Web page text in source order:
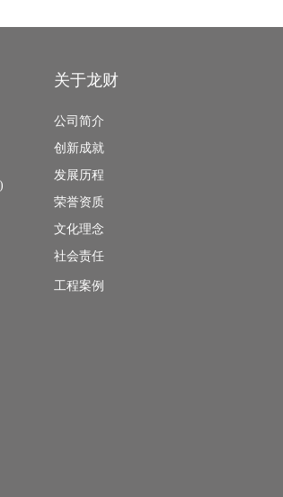
关于龙财
公司简介
创新成就
发展历程
荣誉资质
文化理念
社会责任
工程案例